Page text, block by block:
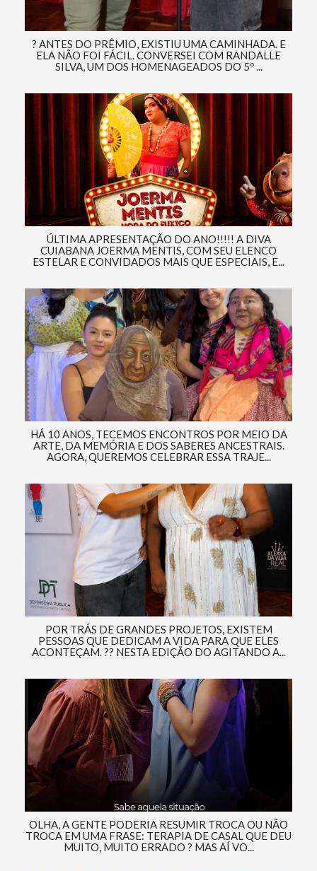
? ANTES DO PRÊMIO, EXISTIU UMA CAMINHADA. E
ELA NÃO FOI FÁCIL. CONVERSEI COM RANDALLE
SILVA, UM DOS HOMENAGEADOS DO 5º ...
ÚLTIMA APRESENTAÇÃO DO ANO!!!!! A DIVA
CUIABANA JOERMA MENTIS, COM SEU ELENCO
ESTELAR E CONVIDADOS MAIS QUE ESPECIAIS, E...
HÁ 10 ANOS, TECEMOS ENCONTROS POR MEIO DA
ARTE, DA MEMÓRIA E DOS SABERES ANCESTRAIS.
AGORA, QUEREMOS CELEBRAR ESSA TRAJE...
POR TRÁS DE GRANDES PROJETOS, EXISTEM
PESSOAS QUE DEDICAM A VIDA PARA QUE ELES
ACONTEÇAM. ?? NESTA EDIÇÃO DO AGITANDO A...
OLHA, A GENTE PODERIA RESUMIR TROCA OU NÃO
TROCA EM UMA FRASE: TERAPIA DE CASAL QUE DEU
MUITO, MUITO ERRADO ? MAS AÍ VO...